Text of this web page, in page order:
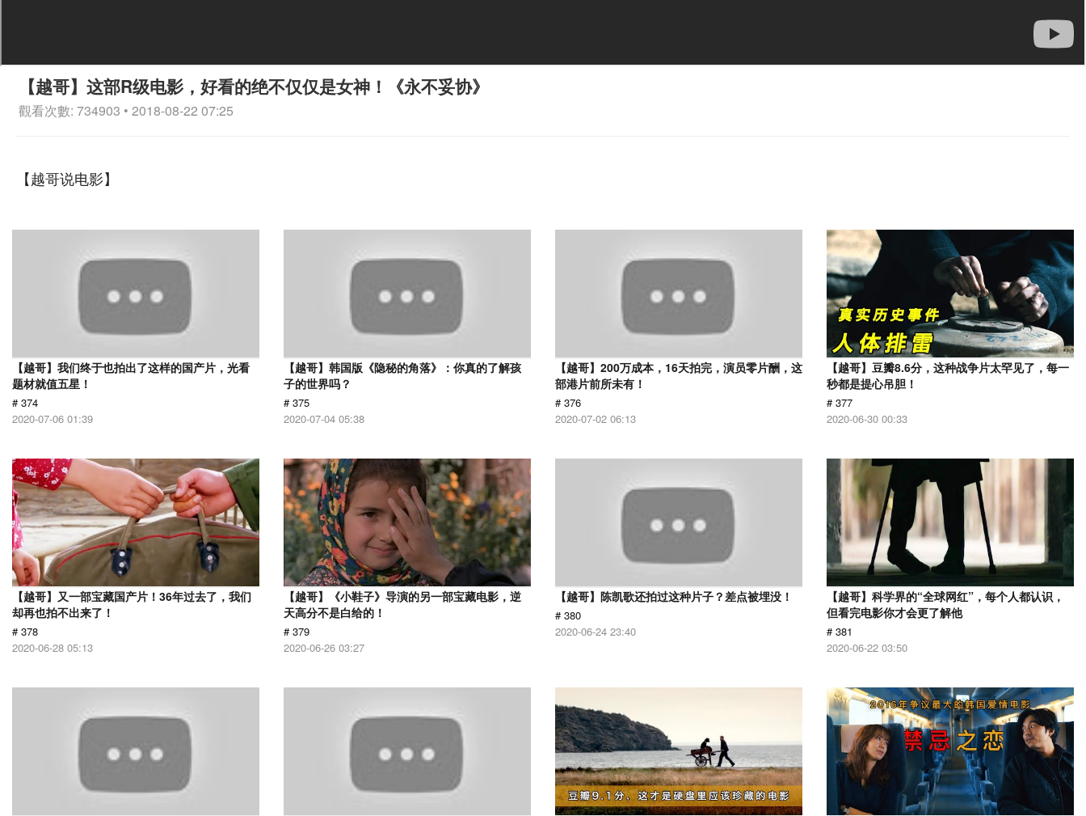
【越哥】这部R级电影，好看的绝不仅仅是女神！《永不妥协》
觀看次數: 734903 • 2018-08-22 07:25
【越哥说电影】
【越哥】我们终于也拍出了这样的国产片，光看
题材就值五星！
# 374
2020-07-06 01:39
【越哥】韩国版《隐秘的角落》：你真的了解孩
子的世界吗？
# 375
2020-07-04 05:38
【越哥】200万成本，16天拍完，演员零片酬，这
部港片前所未有！
# 376
2020-07-02 06:13
【越哥】豆瓣8.6分，这种战争片太罕见了，每一
秒都是提心吊胆！
# 377
2020-06-30 00:33
【越哥】又一部宝藏国产片！36年过去了，我们
却再也拍不出来了！
# 378
2020-06-28 05:13
【越哥】《小鞋子》导演的另一部宝藏电影，逆
天高分不是白给的！
# 379
2020-06-26 03:27
【越哥】陈凯歌还拍过这种片子？差点被埋没！
# 380
2020-06-24 23:40
【越哥】科学界的“全球网红”，每个人都认识，
但看完电影你才会更了解他
# 381
2020-06-22 03:50